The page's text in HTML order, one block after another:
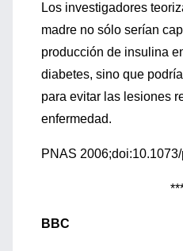
Los investigadores
madre no sólo serían
producción de insulina
diabetes, sino que
para evitar las lesiones
enfermedad.
PNAS
BBC